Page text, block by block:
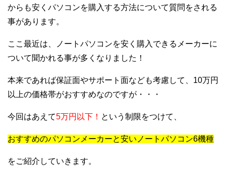
からも安くパソコンを購入する方法について質問をされる
事があります。
ここ最近は、ノートパソコンを安く購入できるメーカーに
ついて聞かれる事が多くなりました！
本来であれば保証面やサポート面なども考慮して、10万円
以上の価格帯がおすすめなのですが・・・
今回はあえて5万円以下！ という制限をつけて、
おすすめのパソコンメーカーと安いノートパソコン6機種
をご紹介していきます。